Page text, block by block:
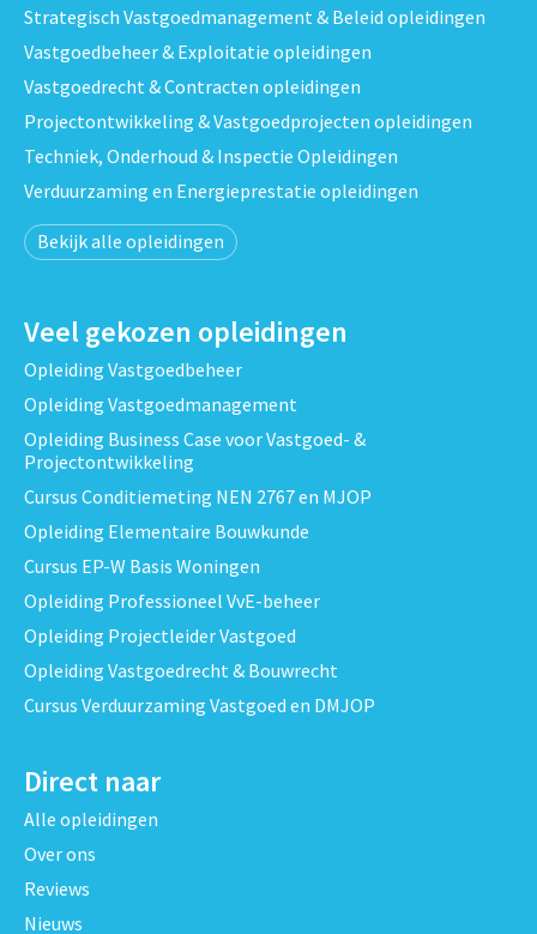
Strategisch Vastgoedmanagement & Beleid opleidingen
Vastgoedbeheer & Exploitatie opleidingen
Vastgoedrecht & Contracten opleidingen
Projectontwikkeling & Vastgoedprojecten opleidingen
Techniek, Onderhoud & Inspectie Opleidingen
Verduurzaming en Energieprestatie opleidingen
Bekijk alle opleidingen
Veel gekozen opleidingen
Opleiding Vastgoedbeheer
Opleiding Vastgoedmanagement
Opleiding Business Case voor Vastgoed- &
Projectontwikkeling
Cursus Conditiemeting NEN 2767 en MJOP
Opleiding Elementaire Bouwkunde
Cursus EP-W Basis Woningen
Opleiding Professioneel VvE-beheer
Opleiding Projectleider Vastgoed
Opleiding Vastgoedrecht & Bouwrecht
Cursus Verduurzaming Vastgoed en DMJOP
Direct naar
Alle opleidingen
Over ons
Reviews
Nieuws